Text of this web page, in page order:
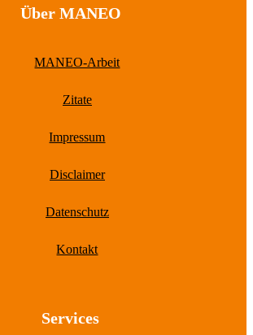
Über MANEO
MANEO-Arbeit
Zitate
Impressum
Disclaimer
Datenschutz
Kontakt
Services